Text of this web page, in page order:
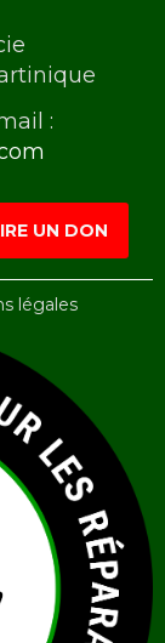
:
UN DON
légales